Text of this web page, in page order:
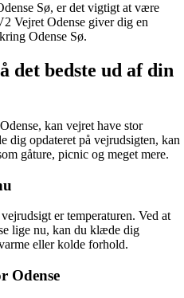
Sø, er det vigtigt at være
Vejret Odense giver dig en
Odense Sø.
det bedste ud af din
kan vejret have stor
dig opdateret på vejrudsigten, kan
gåture, picnic og meget mere.
er temperaturen. Ved at
lige nu, kan du klæde dig
eller kolde forhold.
Odense